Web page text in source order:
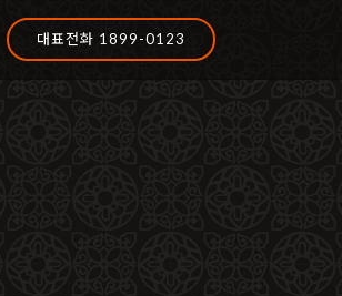
대표전화 1899-0123